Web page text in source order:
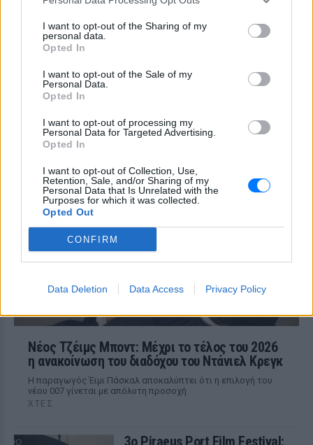
I want to opt-out of the Sharing of my
personal data.
Opted In
I want to opt-out of the Sale of my
Personal Data.
Opted In
I want to opt-out of processing my
Personal Data for Targeted Advertising.
Opted In
I want to opt-out of Collection, Use,
Retention, Sale, and/or Sharing of my
Personal Data that Is Unrelated with the
Purposes for which it was collected.
Opted Out
CONFIRM
Data Deletion Data Access Privacy Policy
Το ελληνικό comfort TV έχει
όνομα: Η σειρά που
εξακολουθεί να σαρώνει στις
Το τηλεοπτικό φαινόμενο που βλέπουμε
Το «δαιμονικό» ψάρι που
ανακαλύφθηκε τυχαία και πήρε
ΣΉΜΕΡΑ
Ο λόγος για το Demon Cavefish
Νέος Τζέιμς Μποντ: Μέχρι το τέλος του 2026
η ανακοίνωση του διαδόχου του Ντάνιελ Κρεγκ
Η παραγωγός Έιμι Πάσκαλ αποκαλύπτει ότι η επιλογή του
νέου 007 γίνεται με απόλυτη προσοχή
ΧΤΕΣ
3ο Piraeus Port Film Festival: